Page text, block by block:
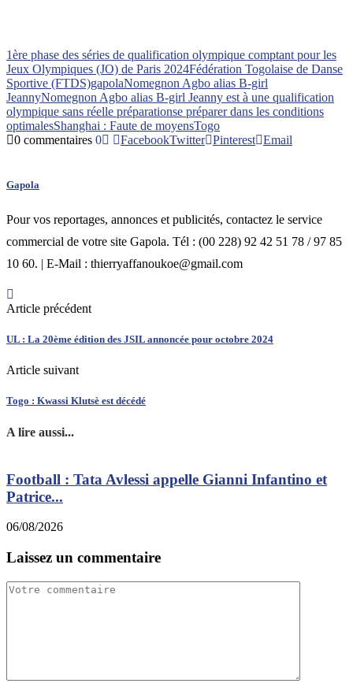
1ère phase des séries de qualification olympique comptant pour les
Jeux Olympiques (JO) de Paris 2024Fédération Togolaise de Danse
Sportive (FTDS)gapolaNomegnon Agbo alias B-girl
JeannyNomegnon Agbo alias B-girl Jeanny est à une qualification
olympique sans réelle préparationse préparer dans les conditions
optimalesShanghai : Faute de moyensTogo
0 commentaires 0 FacebookTwitter Pinterest Email
Gapola
Pour vos reportages, annonces et publicités, contactez le service
commercial de votre site Gapola. Tél : (00 228) 92 42 51 78 / 97 85
10 60. | E-Mail : thierryaffanoukoe@gmail.com
Article précédent
UL : La 20ème édition des JSIL annoncée pour octobre 2024
Article suivant
Togo : Kwassi Klutsè est décédé
A lire aussi...
Football : Tata Avlessi appelle Gianni Infantino et
Patrice...
06/08/2026
Laissez un commentaire